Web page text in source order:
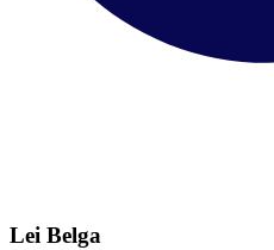
Lei Belga